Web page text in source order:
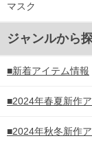
マスク
ジャンルから
■新着アイテム情報
■2024年春夏新作
■2024年秋冬新作